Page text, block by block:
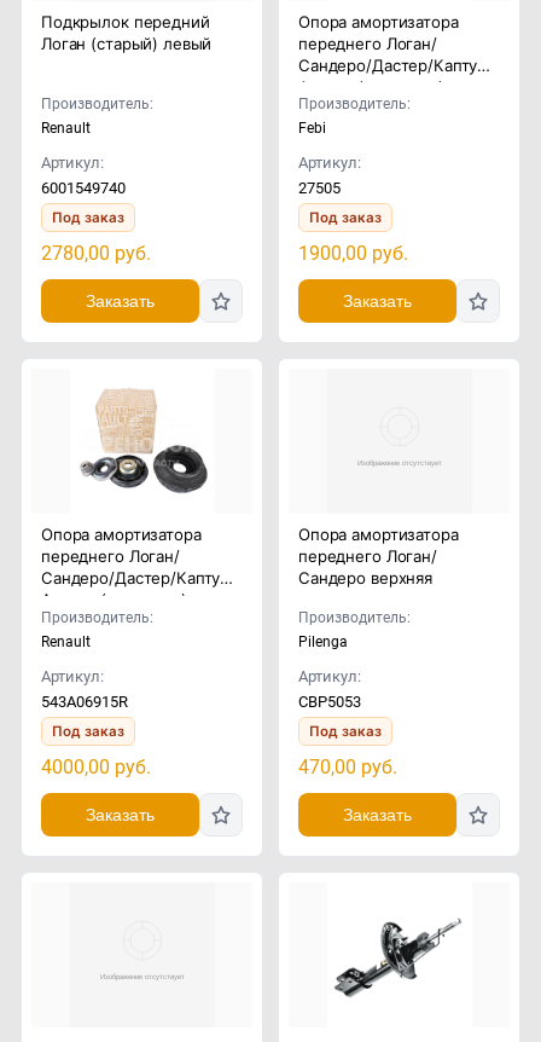
Подкрылок передний
Логан (старый) левый
Производитель:
Renault
Артикул:
6001549740
Под заказ
2780,00 руб.
Заказать
Опора амортизатора
переднего Логан/
Сандеро/Дастер/Каптур/
Аркана (комплект)
Производитель:
Febi
Артикул:
27505
Под заказ
1900,00 руб.
Заказать
Опора амортизатора
переднего Логан/
Сандеро/Дастер/Каптур/
Аркана (комплект)
Производитель:
Renault
Артикул:
543A06915R
Под заказ
4000,00 руб.
Заказать
Опора амортизатора
переднего Логан/
Сандеро верхняя
Производитель:
Pilenga
Артикул:
CBP5053
Под заказ
470,00 руб.
Заказать